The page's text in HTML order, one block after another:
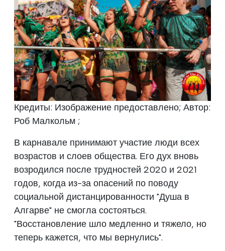
Кредиты: Изображение предоставлено; Автор:
Роб Малкольм ;
В карнавале принимают участие люди всех
возрастов и слоев общества. Его дух вновь
возродился после трудностей 2020 и 2021
годов, когда из-за опасений по поводу
социальной дистанцированности "Душа в
Алгарве" не смогла состояться.
"Восстановление шло медленно и тяжело, но
теперь кажется, что мы вернулись".